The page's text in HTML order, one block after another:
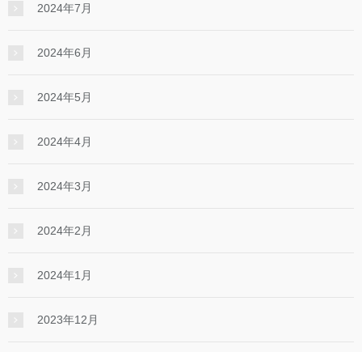
2024年7月
2024年6月
2024年5月
2024年4月
2024年3月
2024年2月
2024年1月
2023年12月